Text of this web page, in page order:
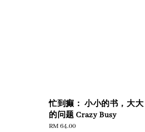
忙到癫： 小小的书，大大
的问题 Crazy Busy
Regular
RM 64.00